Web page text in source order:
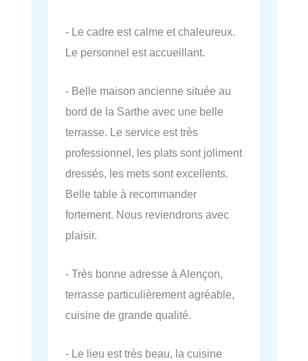
- Le cadre est calme et chaleureux.
Le personnel est accueillant.
- Belle maison ancienne située au
bord de la Sarthe avec une belle
terrasse. Le service est très
professionnel, les plats sont joliment
dressés, les mets sont excellents.
Belle table à recommander
fortement. Nous reviendrons avec
plaisir.
- Très bonne adresse à Alençon,
terrasse particulièrement agréable,
cuisine de grande qualité.
- Le lieu est très beau, la cuisine